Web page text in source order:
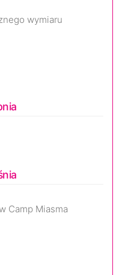
wymiaru
Camp Miasma